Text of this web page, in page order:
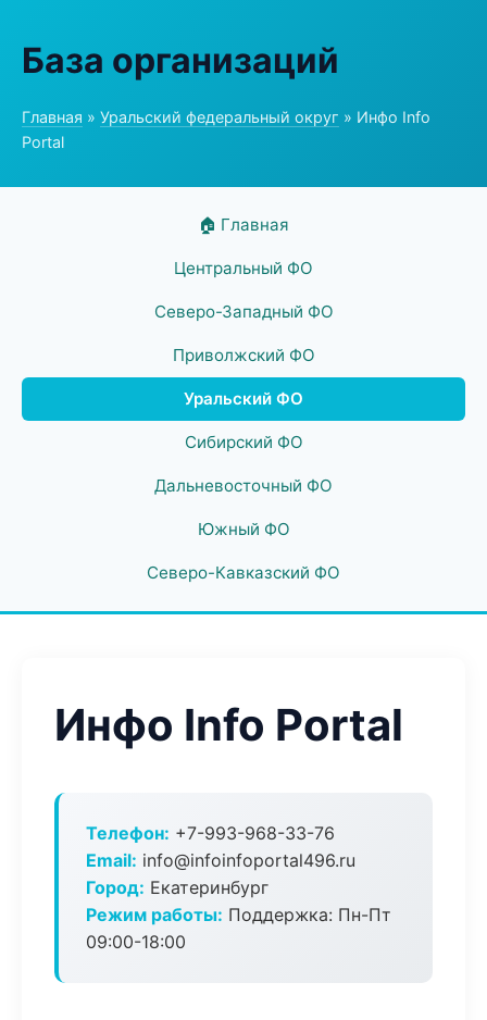
База организаций
Главная » Уральский федеральный округ » Инфо Info
Portal
🏠 Главная
Центральный ФО
Северо-Западный ФО
Приволжский ФО
Уральский ФО
Сибирский ФО
Дальневосточный ФО
Южный ФО
Северо-Кавказский ФО
Инфо Info Portal
Телефон: +7-993-968-33-76
Email: info@infoinfoportal496.ru
Город: Екатеринбург
Режим работы: Поддержка: Пн-Пт
09:00-18:00